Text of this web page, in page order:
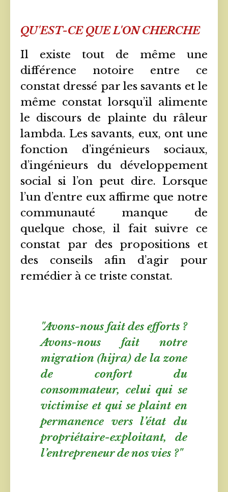
QU'EST-CE QUE L'ON CHERCHE
Il existe tout de même une
différence notoire entre ce
constat dressé par les savants et le
même constat lorsqu’il alimente
le discours de plainte du râleur
lambda. Les savants, eux, ont une
fonction d’ingénieurs sociaux,
d’ingénieurs du développement
social si l’on peut dire. Lorsque
l’un d’entre eux affirme que notre
communauté manque de
quelque chose, il fait suivre ce
constat par des propositions et
des conseils afin d’agir pour
remédier à ce triste constat.
"Avons-nous fait des efforts ?
Avons-nous fait notre
migration (hijra) de la zone
de confort du
consommateur, celui qui se
victimise et qui se plaint en
permanence vers l’état du
propriétaire-exploitant, de
l’entrepreneur de nos vies ?"